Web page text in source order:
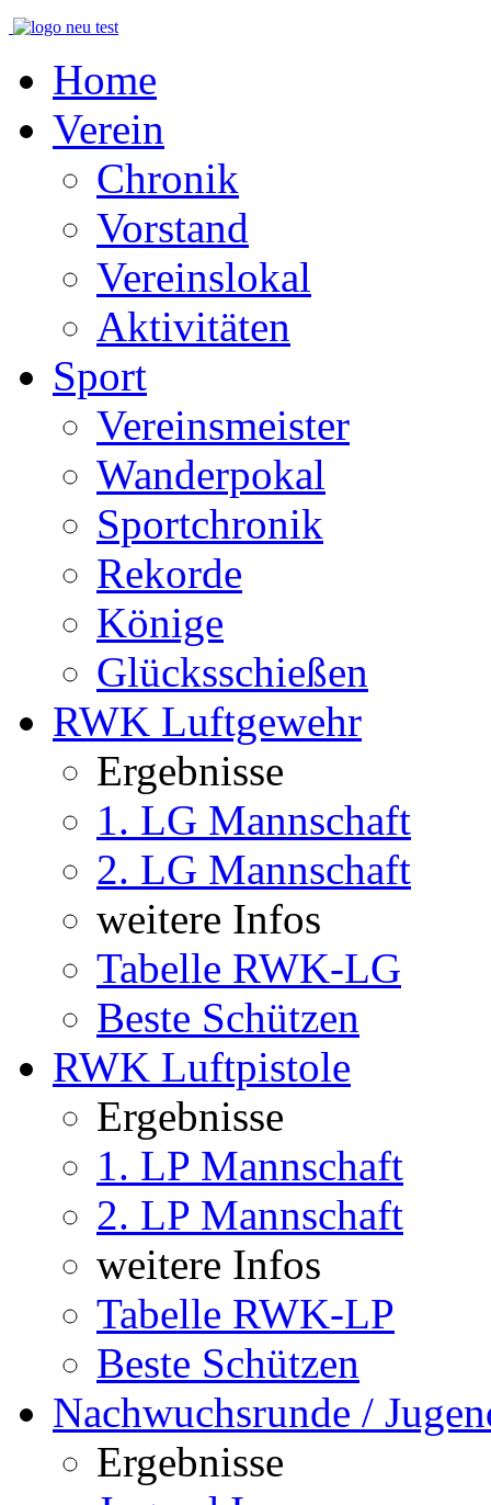
Home
Verein
Chronik
Vorstand
Vereinslokal
Aktivitäten
Sport
Vereinsmeister
Wanderpokal
Sportchronik
Rekorde
Könige
Glücksschießen
RWK Luftgewehr
Ergebnisse
1. LG Mannschaft
2. LG Mannschaft
weitere Infos
Tabelle RWK-LG
Beste Schützen
RWK Luftpistole
Ergebnisse
1. LP Mannschaft
2. LP Mannschaft
weitere Infos
Tabelle RWK-LP
Beste Schützen
Nachwuchsrunde /
Ergebnisse